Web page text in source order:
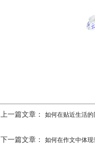
上一篇文章： 如何在贴近生活
下一篇文章： 如何在作文中体